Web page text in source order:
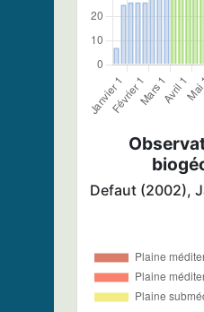
Defaut (2002),